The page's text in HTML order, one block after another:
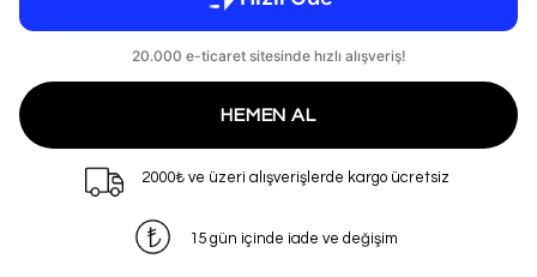
HEMEN AL
2000₺ ve üzeri alışverişlerde kargo ücretsiz
15 gün içinde iade ve değişim